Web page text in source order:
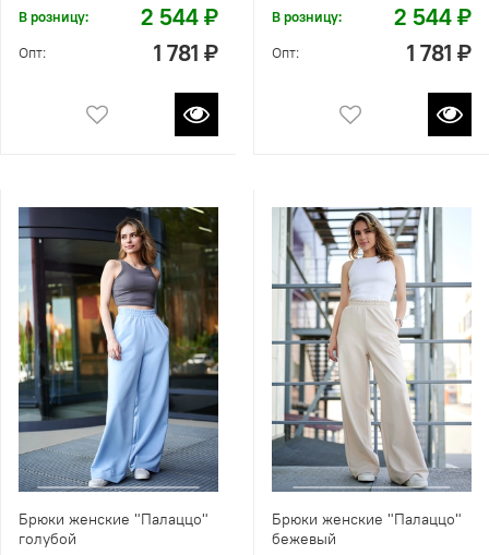
В розницу: 2 544 ₽
Опт: 1 781 ₽
В розницу: 2 544 ₽
Опт: 1 781 ₽
Брюки женские "Палаццо"
голубой
Брюки женские "Палаццо"
бежевый